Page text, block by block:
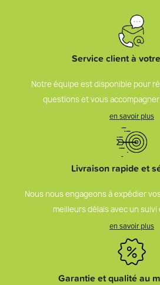
Service client à
Notre équipe est disponible pour
questions et vous
en savoir plus
Livraison rapide et
Nous nous engageons à expédier
meilleurs délais avec un
en savoir plus
Garantie et qualité au